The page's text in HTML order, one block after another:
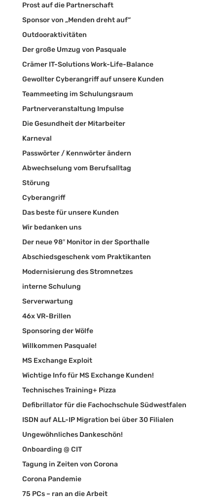
Prost auf die Partnerschaft
Sponsor von „Menden dreht auf“
Outdooraktivitäten
Der große Umzug von Pasquale
Crämer IT-Solutions Work-Life-Balance
Gewollter Cyberangriff auf unsere Kunden
Teammeeting im Schulungsraum
Partnerveranstaltung Impulse
Die Gesundheit der Mitarbeiter
Karneval
Passwörter / Kennwörter ändern
Abwechselung vom Berufsalltag
Störung
Cyberangriff
Das beste für unsere Kunden
Wir bedanken uns
Der neue 98″ Monitor in der Sporthalle
Abschiedsgeschenk vom Praktikanten
Modernisierung des Stromnetzes
interne Schulung
Serverwartung
46x VR-Brillen
Sponsoring der Wölfe
Willkommen Pasquale!
MS Exchange Exploit
Wichtige Info für MS Exchange Kunden!
Technisches Training+ Pizza
Defibrillator für die Fachochschule Südwestfalen
ISDN auf ALL-IP Migration bei über 30 Filialen
Ungewöhnliches Dankeschön!
Onboarding @ CIT
Tagung in Zeiten von Corona
Corona Pandemie
75 PCs – ran an die Arbeit